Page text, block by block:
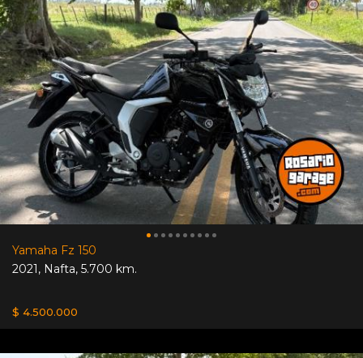
Yamaha Fz 150
2021, Nafta, 5.700 km.
$ 4.500.000